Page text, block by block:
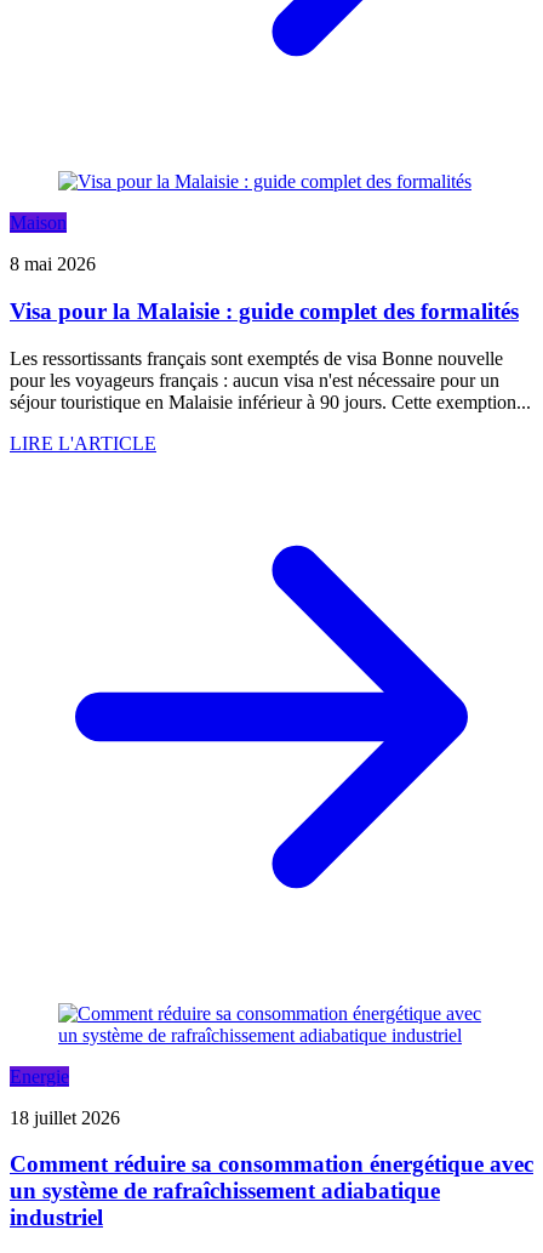
Maison
8 mai 2026
Visa pour la Malaisie : guide complet des formalités
Les ressortissants français sont exemptés de visa Bonne nouvelle
pour les voyageurs français : aucun visa n'est nécessaire pour un
séjour touristique en Malaisie inférieur à 90 jours. Cette exemption...
LIRE L'ARTICLE
Energie
18 juillet 2026
Comment réduire sa consommation énergétique avec
un système de rafraîchissement adiabatique
industriel